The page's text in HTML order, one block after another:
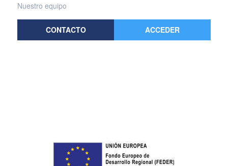
Nuestro equipo
CONTACTO ACCEDER